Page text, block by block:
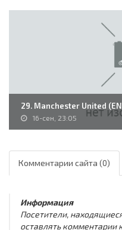
29. Manchester United
16-сен, 23:05
Комментарии сайта (0)
Информация
Посетители,
оставлять комментарии